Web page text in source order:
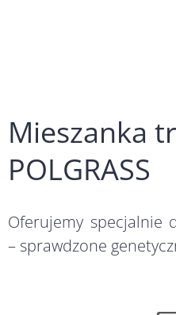
Mieszanka
POLGRASS
Oferujemy specjalnie
– sprawdzone